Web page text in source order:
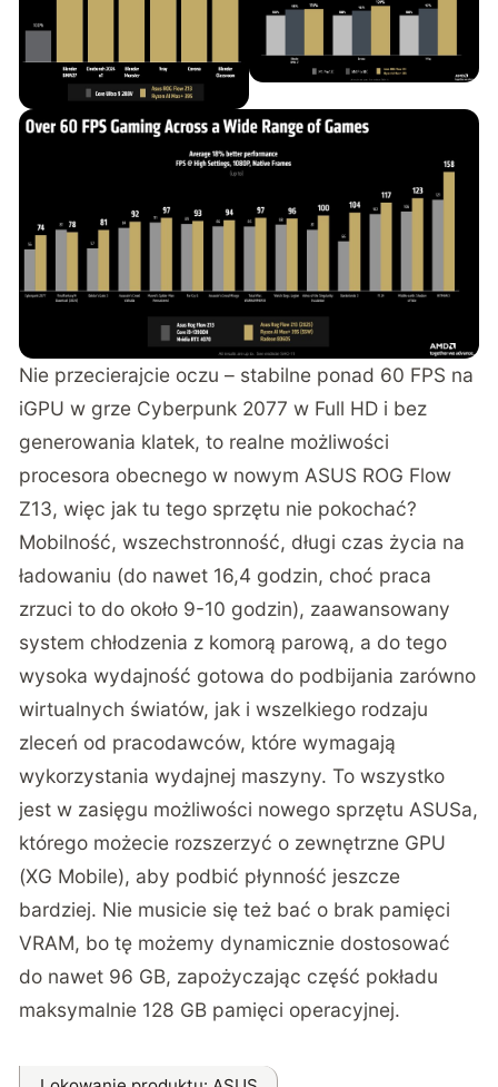
Nie przecierajcie oczu – stabilne ponad 60 FPS na
iGPU w grze Cyberpunk 2077 w Full HD i bez
generowania klatek, to realne możliwości
procesora obecnego w nowym ASUS ROG Flow
Z13, więc jak tu tego sprzętu nie pokochać?
Mobilność, wszechstronność, długi czas życia na
ładowaniu (do nawet 16,4 godzin, choć praca
zrzuci to do około 9-10 godzin), zaawansowany
system chłodzenia z komorą parową, a do tego
wysoka wydajność gotowa do podbijania zarówno
wirtualnych światów, jak i wszelkiego rodzaju
zleceń od pracodawców, które wymagają
wykorzystania wydajnej maszyny. To wszystko
jest w zasięgu możliwości nowego sprzętu ASUSa,
którego możecie rozszerzyć o zewnętrzne GPU
(XG Mobile), aby podbić płynność jeszcze
bardziej. Nie musicie się też bać o brak pamięci
VRAM, bo tę możemy dynamicznie dostosować
do nawet 96 GB, zapożyczając część pokładu
maksymalnie 128 GB pamięci operacyjnej.